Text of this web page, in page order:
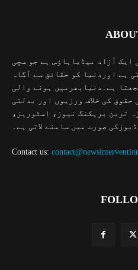
ایک آزاد میڈیاہاؤس ہے جو سچی
ہے اوردنیا کو حقائق سے آگاہ
ہے۔دنیابھرمیں ہونے والی
حقوق کی خلاف ورزیوں اور بدلتی
ترین بریکنگ نیوز، اسٹوریز،
صورت میں سامنے لاتی ہے۔
Contact us: